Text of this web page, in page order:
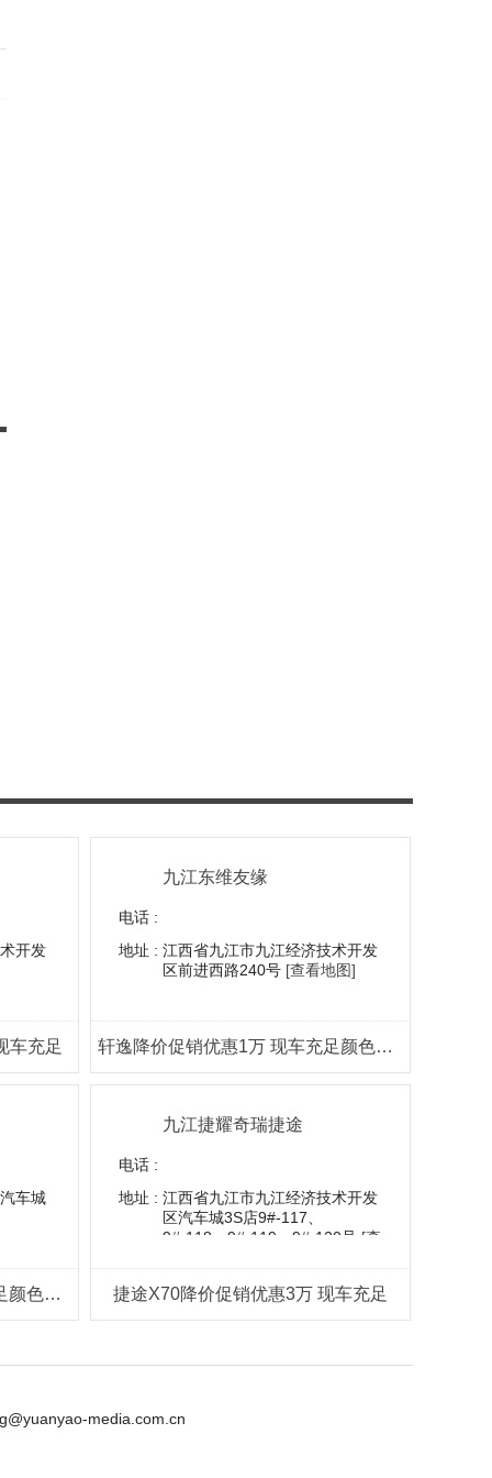
开发
车充足
九江东维友缘
电话 :
地址 : 江西省九江市九江经济技术开发
区前进西路240号 [查看地图]
轩逸降价促销优惠1万 现车充足颜色齐全
车城
奕歌降价促销优惠1万 现车充足颜色齐全
九江捷耀奇瑞捷途
电话 :
地址 : 江西省九江市九江经济技术开发
区汽车城3S店9#-117、
9#-118、9#-119、9#-120号 [查
捷途X70降价促销优惠3万 现车充足
media.com.cn